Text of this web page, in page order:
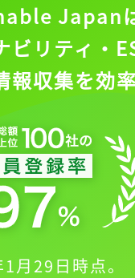
Japanは
ビリティ・
報収集を効
月29日時点。